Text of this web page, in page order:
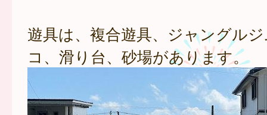
遊具は、複合遊具、ジャングル
コ、滑り台、砂場があります。